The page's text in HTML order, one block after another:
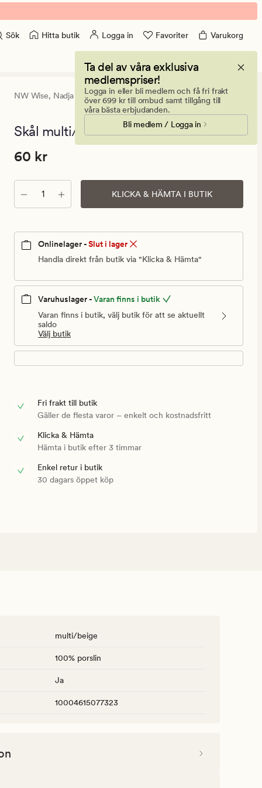
Sök Hitta butik Logga in Favoriter Varukorg
Ta del av våra exklusiva
medlemspriser!
Logga in eller bli medlem och få fri frakt
över 699 kr till ombud samt tillgång till
våra bästa erbjudanden.
Bli medlem / Logga in
NW Wise, Nadja Wedin
0
med
betyg
0
Skål multi/beige - ø15cm h7,7cm
Pris
kr.
Ordinarie
pris
kr
Pris 60 kr
60 kr
Antal KLICKA & HÄMTA I BUTIK
Onlinelager -Slut i lager
Handla direkt från butik via "Klicka & Hämta"
Varuhuslager -Varan finns i butik
Varan finns i butik, välj butik för att se aktuellt
saldo
Välj butik
Fri frakt till butik
Gäller de flesta varor – enkelt och kostnadsfritt
Klicka & Hämta
Hämta i butik efter 3 timmar
Enkel retur i butik
30 dagars öppet köp
multi/beige
100% porslin
Ja
10004615077323